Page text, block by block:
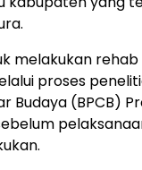
melakukan
proses
Budaya (BPCB)